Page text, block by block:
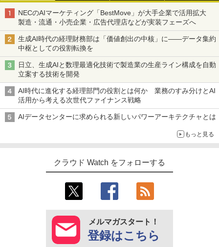
NECのAIマーケティング「BestMove」が大手企業で活用拡大
製造・流通・小売企業・広告代理店などが実装フェーズへ
生成AI時代の経理財務部は「価値創出の中核」に――データ集約
中枢としての役割転換を
日立、生成AIと数理最適化技術で製造業の生産ライン構成を自動
立案する技術を開発
AI時代に進化する経理部門の役割とは何か 業務のすみ分けとAI
活用から考える次世代ファイナンス戦略
AIデータセンターに求められる新しいパワーアーキテクチャとは
もっと見る
クラウド Watch をフォローする
メルマガスタート！
登録はこちら